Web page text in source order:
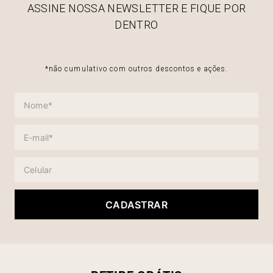
ASSINE NOSSA NEWSLETTER E FIQUE POR
DENTRO
*não cumulativo com outros descontos e ações.
CADASTRAR